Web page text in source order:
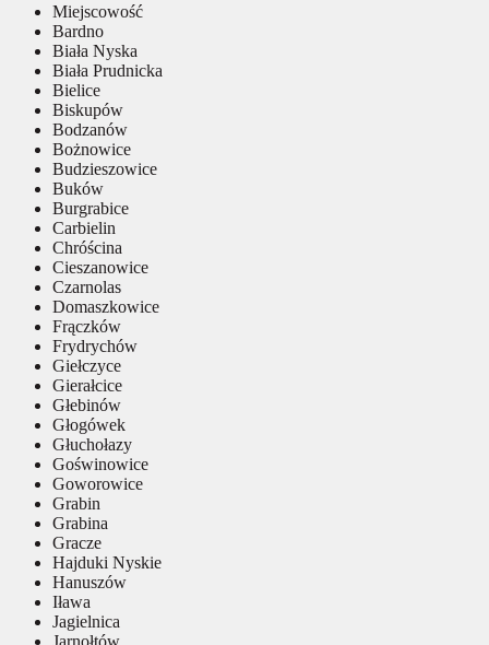
Miejscowość
Bardno
Biała Nyska
Biała Prudnicka
Bielice
Biskupów
Bodzanów
Bożnowice
Budzieszowice
Buków
Burgrabice
Carbielin
Chróścina
Cieszanowice
Czarnolas
Domaszkowice
Frączków
Frydrychów
Giełczyce
Gierałcice
Głebinów
Głogówek
Głuchołazy
Goświnowice
Goworowice
Grabin
Grabina
Gracze
Hajduki Nyskie
Hanuszów
Iława
Jagielnica
Jarnołtów